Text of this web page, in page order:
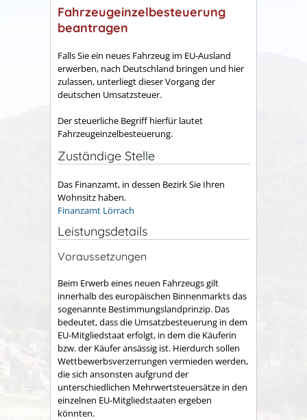
Fahrzeugeinzelbesteuerung
beantragen
Falls Sie ein neues Fahrzeug im EU-Ausland
erwerben, nach Deutschland bringen und hier
zulassen, unterliegt dieser Vorgang der
deutschen Umsatzsteuer.
Der steuerliche Begriff hierfür lautet
Fahrzeugeinzelbesteuerung.
Zuständige Stelle
Das Finanzamt, in dessen Bezirk Sie Ihren
Wohnsitz haben.
Finanzamt Lörrach
Leistungsdetails
Voraussetzungen
Beim Erwerb eines neuen Fahrzeugs gilt
innerhalb des europäischen Binnenmarkts das
sogenannte Bestimmungslandprinzip. Das
bedeutet, dass die Umsatzbesteuerung in dem
EU-Mitgliedstaat erfolgt, in dem die Käuferin
bzw. der Käufer ansässig ist. Hierdurch sollen
Wettbewerbsverzerrungen vermieden werden,
die sich ansonsten aufgrund der
unterschiedlichen Mehrwertsteuersätze in den
einzelnen EU-Mitgliedstaaten ergeben
könnten.